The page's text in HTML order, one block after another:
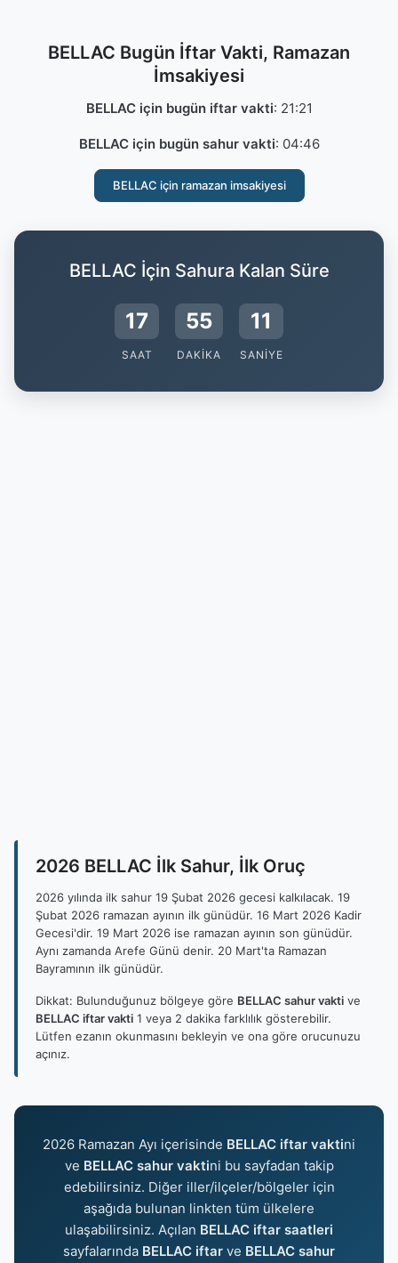
BELLAC Bugün İftar Vakti, Ramazan
İmsakiyesi
BELLAC için bugün iftar vakti: 21:21
BELLAC için bugün sahur vakti: 04:46
BELLAC için ramazan imsakiyesi
BELLAC İçin Sahura Kalan Süre
17
SAAT
55
DAKIKA
11
SANIYE
2026 BELLAC İlk Sahur, İlk Oruç
2026 yılında ilk sahur 19 Şubat 2026 gecesi kalkılacak. 19
Şubat 2026 ramazan ayının ilk günüdür. 16 Mart 2026 Kadir
Gecesi'dir. 19 Mart 2026 ise ramazan ayının son günüdür.
Aynı zamanda Arefe Günü denir. 20 Mart'ta Ramazan
Bayramının ilk günüdür.
Dikkat: Bulunduğunuz bölgeye göre BELLAC sahur vakti ve
BELLAC iftar vakti 1 veya 2 dakika farklılık gösterebilir.
Lütfen ezanın okunmasını bekleyin ve ona göre orucunuzu
açınız.
2026 Ramazan Ayı içerisinde BELLAC iftar vaktini
ve BELLAC sahur vaktini bu sayfadan takip
edebilirsiniz. Diğer iller/ilçeler/bölgeler için
aşağıda bulunan linkten tüm ülkelere
ulaşabilirsiniz. Açılan BELLAC iftar saatleri
sayfalarında BELLAC iftar ve BELLAC sahur